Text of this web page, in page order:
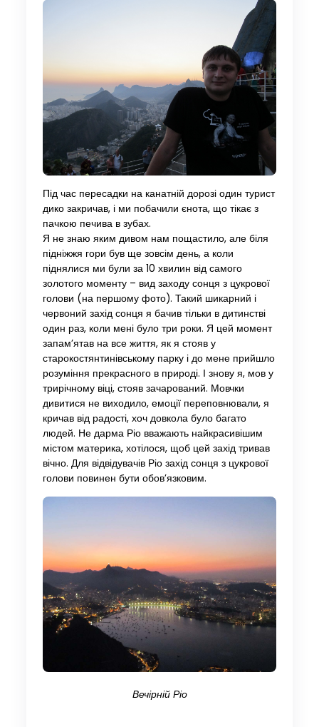
Під час пересадки на канатній дорозі один турист
дико закричав, і ми побачили єнота, що тікає з
пачкою печива в зубах.
Я не знаю яким дивом нам пощастило, але біля
підніжжя гори був ще зовсім день, а коли
піднялися ми були за 10 хвилин від самого
золотого моменту – вид заходу сонця з цукрової
голови (на першому фото). Такий шикарний і
червоний захід сонця я бачив тільки в дитинстві
один раз, коли мені було три роки. Я цей момент
запам’ятав на все життя, як я стояв у
старокостянтинівському парку і до мене прийшло
розуміння прекрасного в природі. І знову я, мов у
трирічному віці, стояв зачарований. Мовчки
дивитися не виходило, емоції переповнювали, я
кричав від радості, хоч довкола було багато
людей. Не дарма Ріо вважають найкрасивішим
містом материка, хотілося, щоб цей захід тривав
вічно. Для відвідувачів Ріо захід сонця з цукрової
голови повинен бути обов’язковим.
Вечірній Ріо